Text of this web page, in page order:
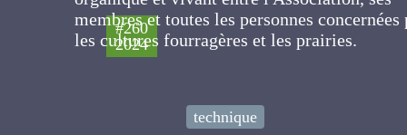
#260
Performances
Bossis Nicole, JOST JEREMIE,
l'Association, ses membres et toutes les
personnes concernées par les cultures
fourragères et les prairies.